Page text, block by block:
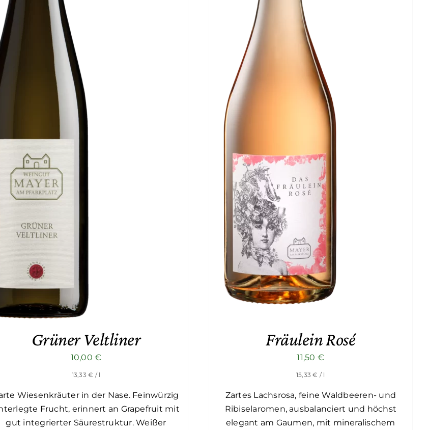
Grüner Veltliner
10,00€
13,33€ / l
Wiesenkräuter in der Nase. Feinwürzig
Frucht, erinnert an Grapefruit mit
gut integrierter Säurestruktur. Weißer
Fräulein Rosé
11,50 €
15,33€ / l
Zartes Lachsrosa, feine Waldbeeren- und
Ribiselaromen, ausbalanciert und höchst
elegant am Gaumen, mit mineralischem